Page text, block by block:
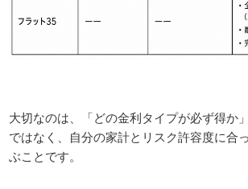
大切なのは、「どの金利タイプが必ず得か
ではなく、自分の家計とリスク許容度に合
ぶことです。